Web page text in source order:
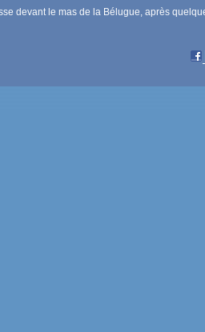
devant le mas de la Bélugue, après